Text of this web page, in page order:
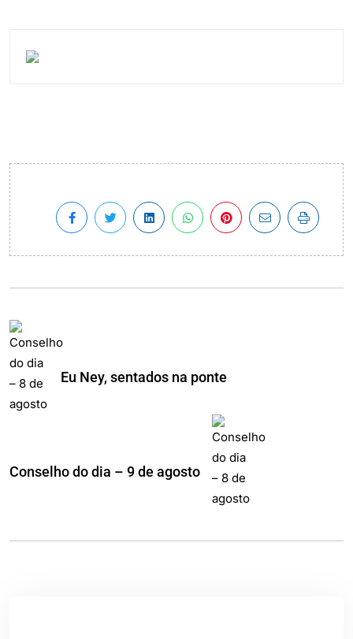
Eu Ney, sentados na ponte
Conselho do dia – 9 de agosto